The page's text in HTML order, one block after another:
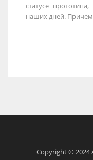
статусе
наших дней.
Copyright © 2024